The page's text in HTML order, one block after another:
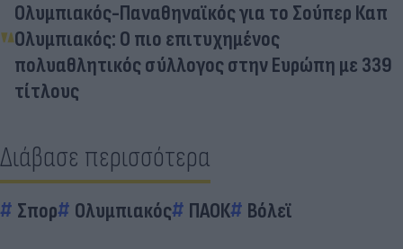
Ολυμπιακός-Παναθηναϊκός για το Σούπερ Καπ
Ολυμπιακός: Ο πιο επιτυχημένος
πολυαθλητικός σύλλογος στην Ευρώπη με 339
τίτλους
Διάβασε περισσότερα
Σπορ Ολυμπιακός ΠΑΟΚ Βόλεϊ